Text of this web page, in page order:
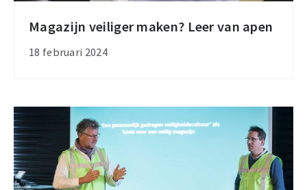
Magazijn veiliger maken? Leer van apen
18 februari 2024
Magazijn
veiliger
van